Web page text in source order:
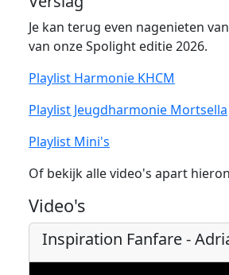
Je kan terug even nagenieten
van onze Spolight editie 2026.
Playlist Harmonie KHCM
Playlist Jeugdharmonie Mortsella
Playlist Mini's
Of bekijk alle video's apart
Video's
Inspiration Fanfare -